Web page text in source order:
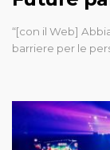
“[con il Web]
barriere per le